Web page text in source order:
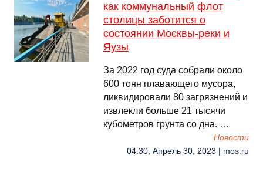
как коммунальный флот
столицы заботится о
состоянии Москвы-реки и
Яузы
За 2022 год суда собрали около
600 тонн плавающего мусора,
ликвидировали 80 загрязнений и
извлекли больше 21 тысячи
кубометров грунта со дна. …
Новости
04:30, Апрель 30, 2023 | mos.ru